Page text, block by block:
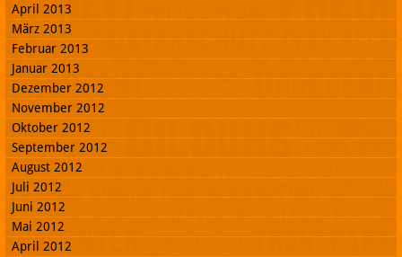
April 2013
März 2013
Februar 2013
Januar 2013
Dezember 2012
November 2012
Oktober 2012
September 2012
August 2012
Juli 2012
Juni 2012
Mai 2012
April 2012